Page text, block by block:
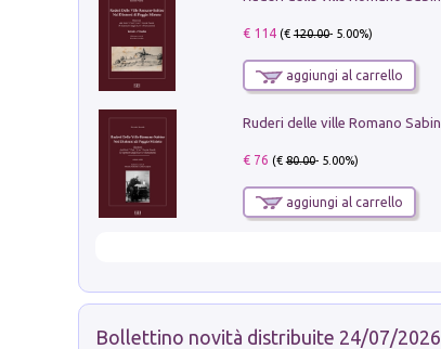
€ 114(€120.00- 5.00%)
aggiungi al carrello
€ 76 (€80.00- 5.00%)
aggiungi al carrello
Bollettino novità distribuite 24/07/2026